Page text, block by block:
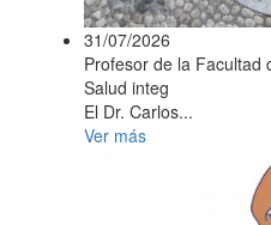
31/07/2026
Profesor de la Facultad
Salud integ
El Dr. Carlos...
Ver más